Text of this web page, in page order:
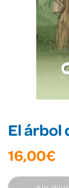
El
16,00€